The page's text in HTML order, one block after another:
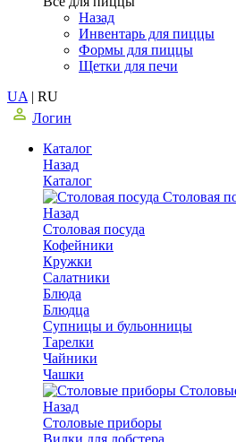
Назад
Инвентарь для пиццы
Формы для пиццы
Щетки для печи
UA | RU
Логин
Каталог
Назад
Каталог
Столовая
Назад
Столовая посуда
Кофейники
Кружки
Салатники
Блюда
Блюдца
Супницы и бульонницы
Тарелки
Чайники
Чашки
Назад
Cтоловые приборы
Вилки для лобстера